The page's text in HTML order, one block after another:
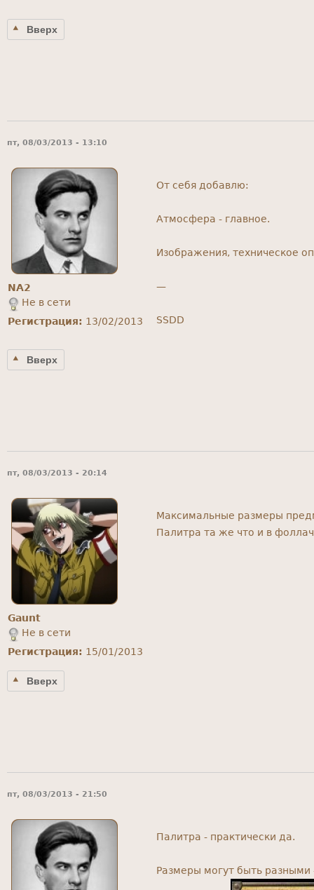
Вверх
пт, 08/03/2013 - 13:10
NA2
Не в сети
Регистрация: 13/02/2013
От себя добавлю:
Атмосфера - главное.
Изображения, техническое
—
SSDD
Вверх
пт, 08/03/2013 - 20:14
Gaunt
Не в сети
Регистрация: 15/01/2013
Максимальные размеры
Палитра та же что и в
Вверх
пт, 08/03/2013 - 21:50
Палитра - практически да.
Размеры могут быть разными